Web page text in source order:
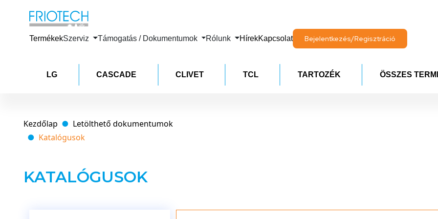
TermékekSzerviz Támogatás / Dokumentumok Rólunk HírekKapcsolat Bejelentkezés/Regisztráció
LG CASCADE CLIVET TCL TARTOZÉK ÖSSZES
Kezdőlap
Letölthető dokumentumok
Katalógusok
KATALÓGUSOK